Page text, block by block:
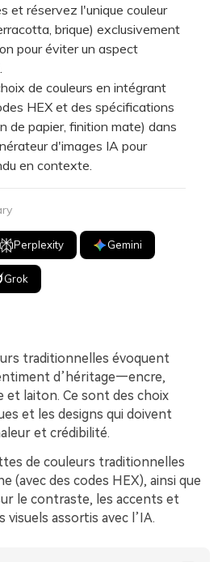
et réservez l'unique couleur
brique) exclusivement
pour éviter un aspect
de couleurs en intégrant
HEX et des spécifications
de papier, finition mate) dans
d'images IA pour
en contexte.
Perplexity Gemini
Grok
traditionnelles évoquent
d’héritage—encre,
et laiton. Ce sont des choix
et les designs qui doivent
et crédibilité.
de couleurs traditionnelles
(avec des codes HEX), ainsi que
le contraste, les accents et
assortis avec l’IA.